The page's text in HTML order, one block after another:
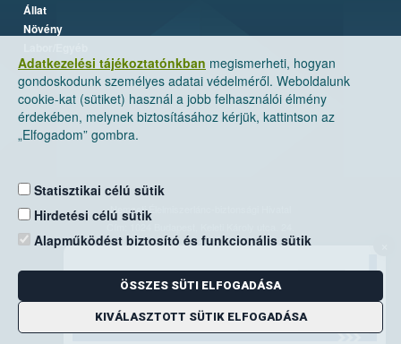
Adatkezelési tájékoztatónkban megismerheti, hogyan
gondoskodunk személyes adatai védelméről. Weboldalunk
cookie-kat (sütiket) használ a jobb felhasználói élmény
érdekében, melynek biztosításához kérjük, kattintson az
„Elfogadom” gombra.
Statisztikai célú sütik
Hirdetési célú sütik
Alapműködést biztosító és funkcionális sütik
ÖSSZES SÜTI ELFOGADÁSA
KIVÁLASZTOTT SÜTIK ELFOGADÁSA
Állat
Növény
Nemzeti Élelmiszerlánc-biztonsági Hivatal
Levelezési cím: 1525 Budapest. Pf. 30.
E-mail:ugyfelszolgalat@nebih.gov.hu
Zöld szám: 06-80/263-244
Telefon: 06-1/ 336-9000